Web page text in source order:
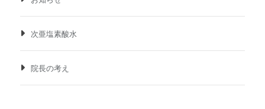
次亜塩素酸水
院長の考え